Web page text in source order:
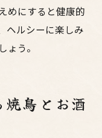
めにすると健康的
ヘルシーに楽しみ
う。
鳥とお酒